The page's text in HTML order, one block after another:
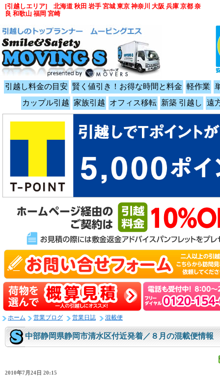
引越し料金の目安 賢く値引き！お得な時間と料金 軽作業
カップル引越 家族引越 オフィス移転 新築 引越し 遠
ホーム 営業ブログ 営業日誌 混載便
中部静岡県静岡市清水区付近発着／８月の混載便情報
2010年7月24日 20:15
[引越しエリア] 北海道 秋田 岩手 宮城 東京 神奈川 大阪 兵庫 京都 奈
良 和歌山 福岡 宮崎